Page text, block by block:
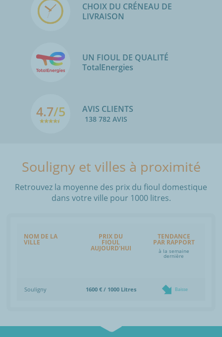
CHOIX DU CRÉNEAU DE
LIVRAISON
UN FIOUL DE QUALITÉ
TotalEnergies
4.7/5 AVIS CLIENTS
138 782 AVIS
Souligny et villes à proximité
Retrouvez la moyenne des prix du fioul domestique
dans votre ville pour 1000 litres.
NOM DE LA
VILLE
PRIX DU
FIOUL
AUJOURD'HUI
TENDANCE
PAR RAPPORT
à la semaine
dernière
Souligny 1600 € / 1000 Litres Baisse